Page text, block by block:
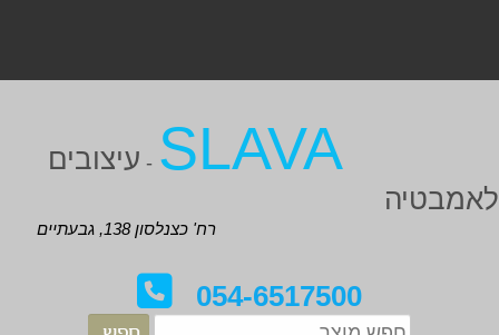
SLAVA
- עיצובים
רח' כצנלסון 138, גבעתיים
054-6517500